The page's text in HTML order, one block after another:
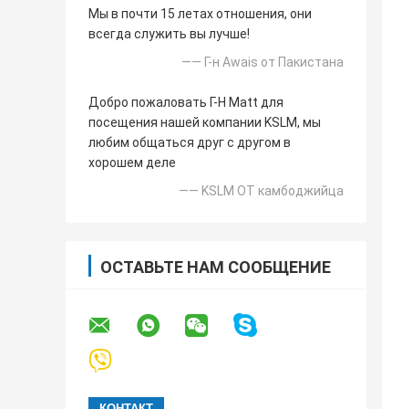
Мы в почти 15 летах отношения, они
всегда служить вы лучше!
—— Г-н Awais от Пакистана
Добро пожаловать Г-Н Matt для
посещения нашей компании KSLM, мы
любим общаться друг с другом в
хорошем деле
—— KSLM ОТ камбоджийца
ОСТАВЬТЕ НАМ СООБЩЕНИЕ